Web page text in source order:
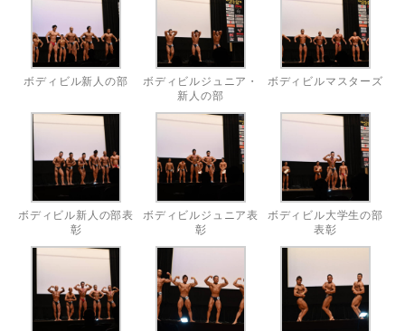
ボディビル新人の部
ボディビルジュニア・
新人の部
ボディビルマスターズ
ボディビル新人の部表
彰
ボディビルジュニア表
彰
ボディビル大学生の部
表彰